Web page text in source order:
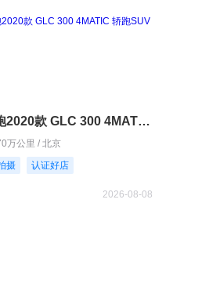
奔驰GLC轿跑2020款 GLC 300 4MATIC 轿跑SUV
万公里 / 北京
摄 认证好店
2026-08-08